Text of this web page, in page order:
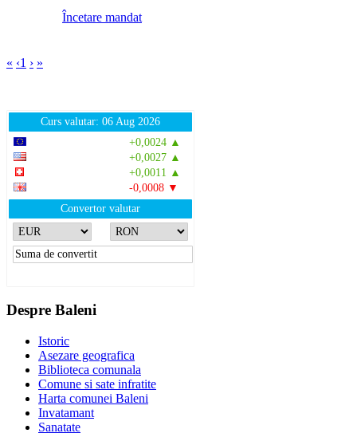
Încetare mandat
« ‹1 › »
Curs valutar: 06 Aug 2026
+0,0024 ▲
+0,0027 ▲
+0,0011 ▲
-0,0008 ▼
Convertor valutar
Despre Baleni
Istoric
Asezare geografica
Biblioteca comunala
Comune si sate infratite
Harta comunei Baleni
Invatamant
Sanatate